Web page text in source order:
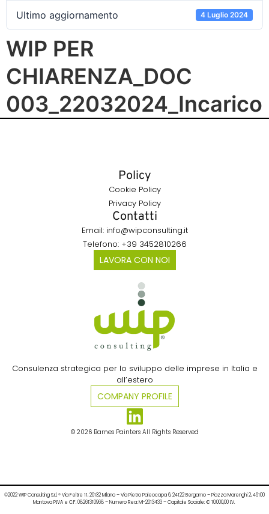
Ultimo aggiornamento 4 Luglio 2024
WIP PER
CHIARENZA_DOC
003_22032024_Incarico
Consulenza strategica per lo sviluppo delle imprese in Italia e
all’estero​
COMPANY PROFILE
© 2026 Barnes Painters All Rights Reserved
Policy
Cookie Policy
Privacy Policy
Contatti
Email: info@wipconsulting.it
Telefono: +39 3452810266
LAVORA CON NOI
©2022 WIP Consulting S.r.l. ® Via Feltre 11, 20132 Milano – Via Pietro Paleocapa 6, 24122 Bergamo – Piazza Marenghi 2, 46100
Mantova P.IVA e C.F. 08261310968 – Numero Rea: MI-2013433 – Capitale Sociale: € 10.000,00 I.V.